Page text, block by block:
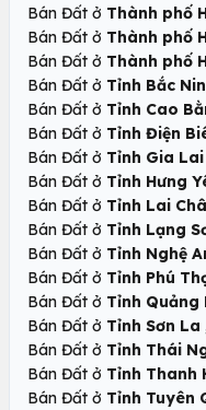
Bán Đất ở Thành phố
Bán Đất ở Thành phố
Bán Đất ở Thành phố
Bán Đất ở Tỉnh Bắc
Bán Đất ở Tỉnh Cao
Bán Đất ở Tỉnh Điện
Bán Đất ở Tỉnh Gia Lai
Bán Đất ở Tỉnh Hưng
Bán Đất ở Tỉnh Lai
Bán Đất ở Tỉnh Lạng
Bán Đất ở Tỉnh Nghệ
Bán Đất ở Tỉnh Phú
Bán Đất ở Tỉnh Quảng
Bán Đất ở Tỉnh Sơn La
Bán Đất ở Tỉnh Thái
Bán Đất ở Tỉnh Thanh
Bán Đất ở Tỉnh Tuyên